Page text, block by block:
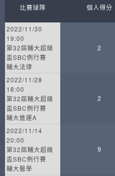
比賽球隊 個人得分
2022/11/30
19:00
第32屆輔大超級
盃SBC例行賽
輔大法律
2
2022/11/28
18:00
第32屆輔大超級
盃SBC例行賽
輔大進運A
2
2022/11/14
20:00
第32屆輔大超級
盃SBC例行賽
輔大醫學
9